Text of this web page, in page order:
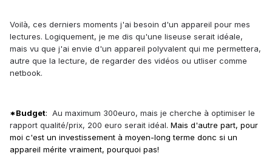
Voilà, ces derniers moments j'ai besoin d'un appareil pour mes
lectures. Logiquement, je me dis qu'une liseuse serait idéale,
mais vu que j'ai envie d'un appareil polyvalent qui me permettera,
autre que la lecture, de regarder des vidéos ou utliser comme
netbook.
*Budget: Au maximum 300euro, mais je cherche à optimiser le
rapport qualité/prix, 200 euro serait idéal. Mais d'autre part, pour
moi c'est un investissement à moyen-long terme donc si un
appareil mérite vraiment, pourquoi pas!